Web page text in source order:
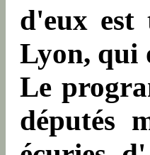
d'eux est
Lyon, qui
Le
députés